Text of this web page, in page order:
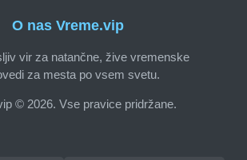
O nas Vreme.vip
vir za natančne, žive vremenske
za mesta po vsem svetu.
© 2026. Vse pravice pridržane.